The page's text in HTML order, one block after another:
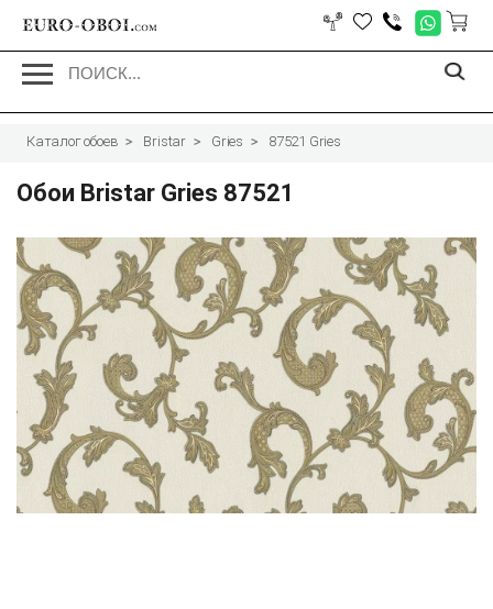
EURO-OBOI.com
Каталог обоев Bristar Gries 87521 Gries
Обои Bristar Gries 87521